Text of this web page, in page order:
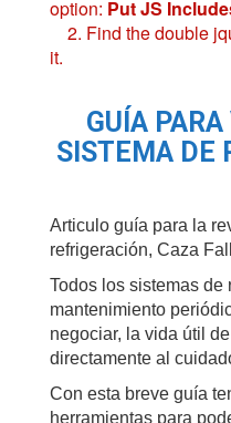
option: Put JS
2. Find the double
it.
GUÍA
SISTEMA DE
Articulo guía para la
refrigeración, Caza
Todos los sistemas de
mantenimiento
negociar, la vida útil
directamente al
Con esta breve guía
herramientas para